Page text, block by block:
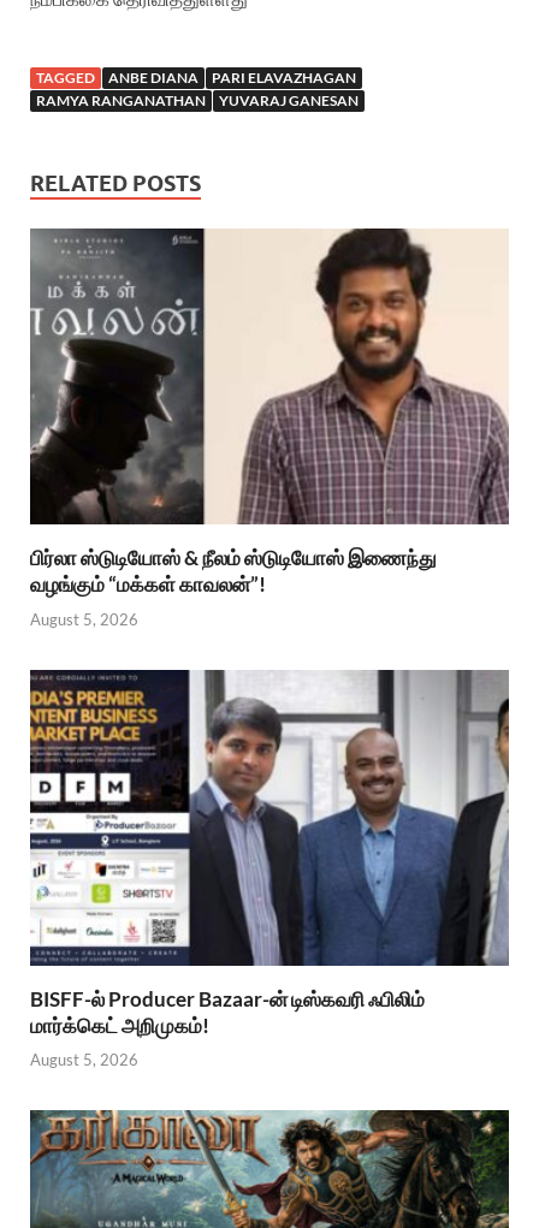
TAGGED ANBE DIANA
PARI ELAVAZHAGAN
RAMYA RANGANATHAN
YUVARAJ GANESAN
RELATED POSTS
பிர்லா ஸ்டுடியோஸ் & நீலம் ஸ்டுடியோஸ் இணைந்து
வழங்கும் “மக்கள் காவலன்”!
August 5, 2026
BISFF-ல் Producer Bazaar-ன் டிஸ்கவரி ஃபிலிம்
மார்க்கெட் அறிமுகம்!
August 5, 2026